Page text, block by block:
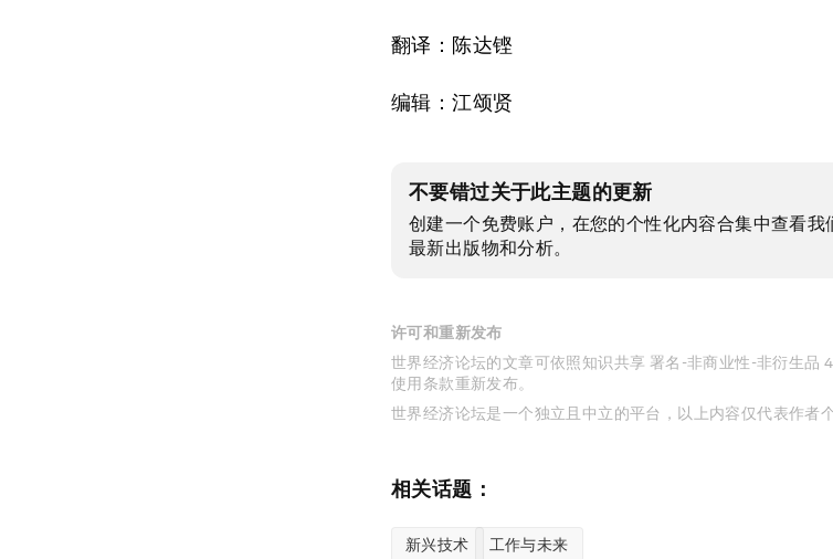
翻译：陈达铿
编辑：江颂贤
不要错过关于此主题的更新
创建一个免费账户，在您的个性化内容合集中查看我
最新出版物和分析。
许可和重新发布
世界经济论坛的文章可依照知识共享 署名-非商业性-非衍生品
使用条款重新发布。
世界经济论坛是一个独立且中立的平台，以上内容仅代表作者个
相关话题：
新兴技术 工作与未来